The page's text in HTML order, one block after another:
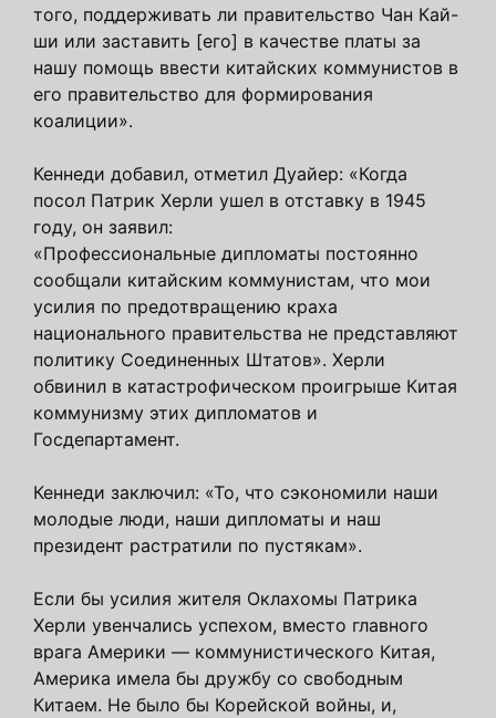
того, поддерживать ли правительство Чан Кай-
ши или заставить [его] в качестве платы за
нашу помощь ввести китайских коммунистов в
его правительство для формирования
коалиции».
Кеннеди добавил, отметил Дуайер: «Когда
посол Патрик Херли ушел в отставку в 1945
году, он заявил:
«Профессиональные дипломаты постоянно
сообщали китайским коммунистам, что мои
усилия по предотвращению краха
национального правительства не представляют
политику Соединенных Штатов». Херли
обвинил в катастрофическом проигрыше Китая
коммунизму этих дипломатов и
Госдепартамент.
Кеннеди заключил: «То, что сэкономили наши
молодые люди, наши дипломаты и наш
президент растратили по пустякам».
Если бы усилия жителя Оклахомы Патрика
Херли увенчались успехом, вместо главного
врага Америки — коммунистического Китая,
Америка имела бы дружбу со свободным
Китаем. Не было бы Корейской войны, и,